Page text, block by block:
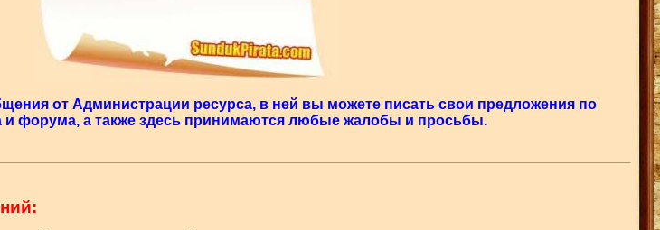
от Администрации ресурса, в ней вы можете писать свои предложения по
и форума, а также здесь принимаются любые жалобы и просьбы.